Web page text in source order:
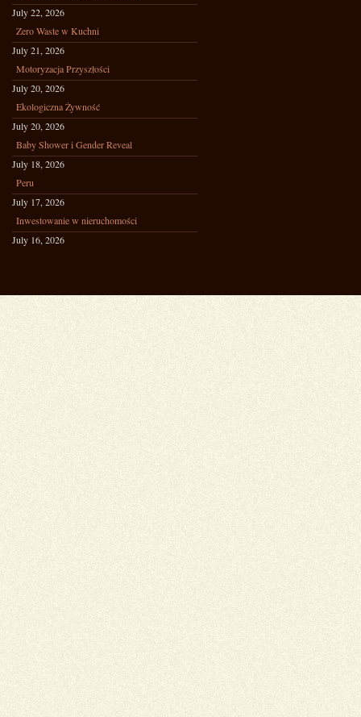
July 22, 2026
Zero Waste w Kuchni
July 21, 2026
Motoryzacja Przyszłości
July 20, 2026
Ekologiczna Żywność
July 20, 2026
Baby Shower i Gender Reveal
July 18, 2026
Peru
July 17, 2026
Inwestowanie w nieruchomości
July 16, 2026